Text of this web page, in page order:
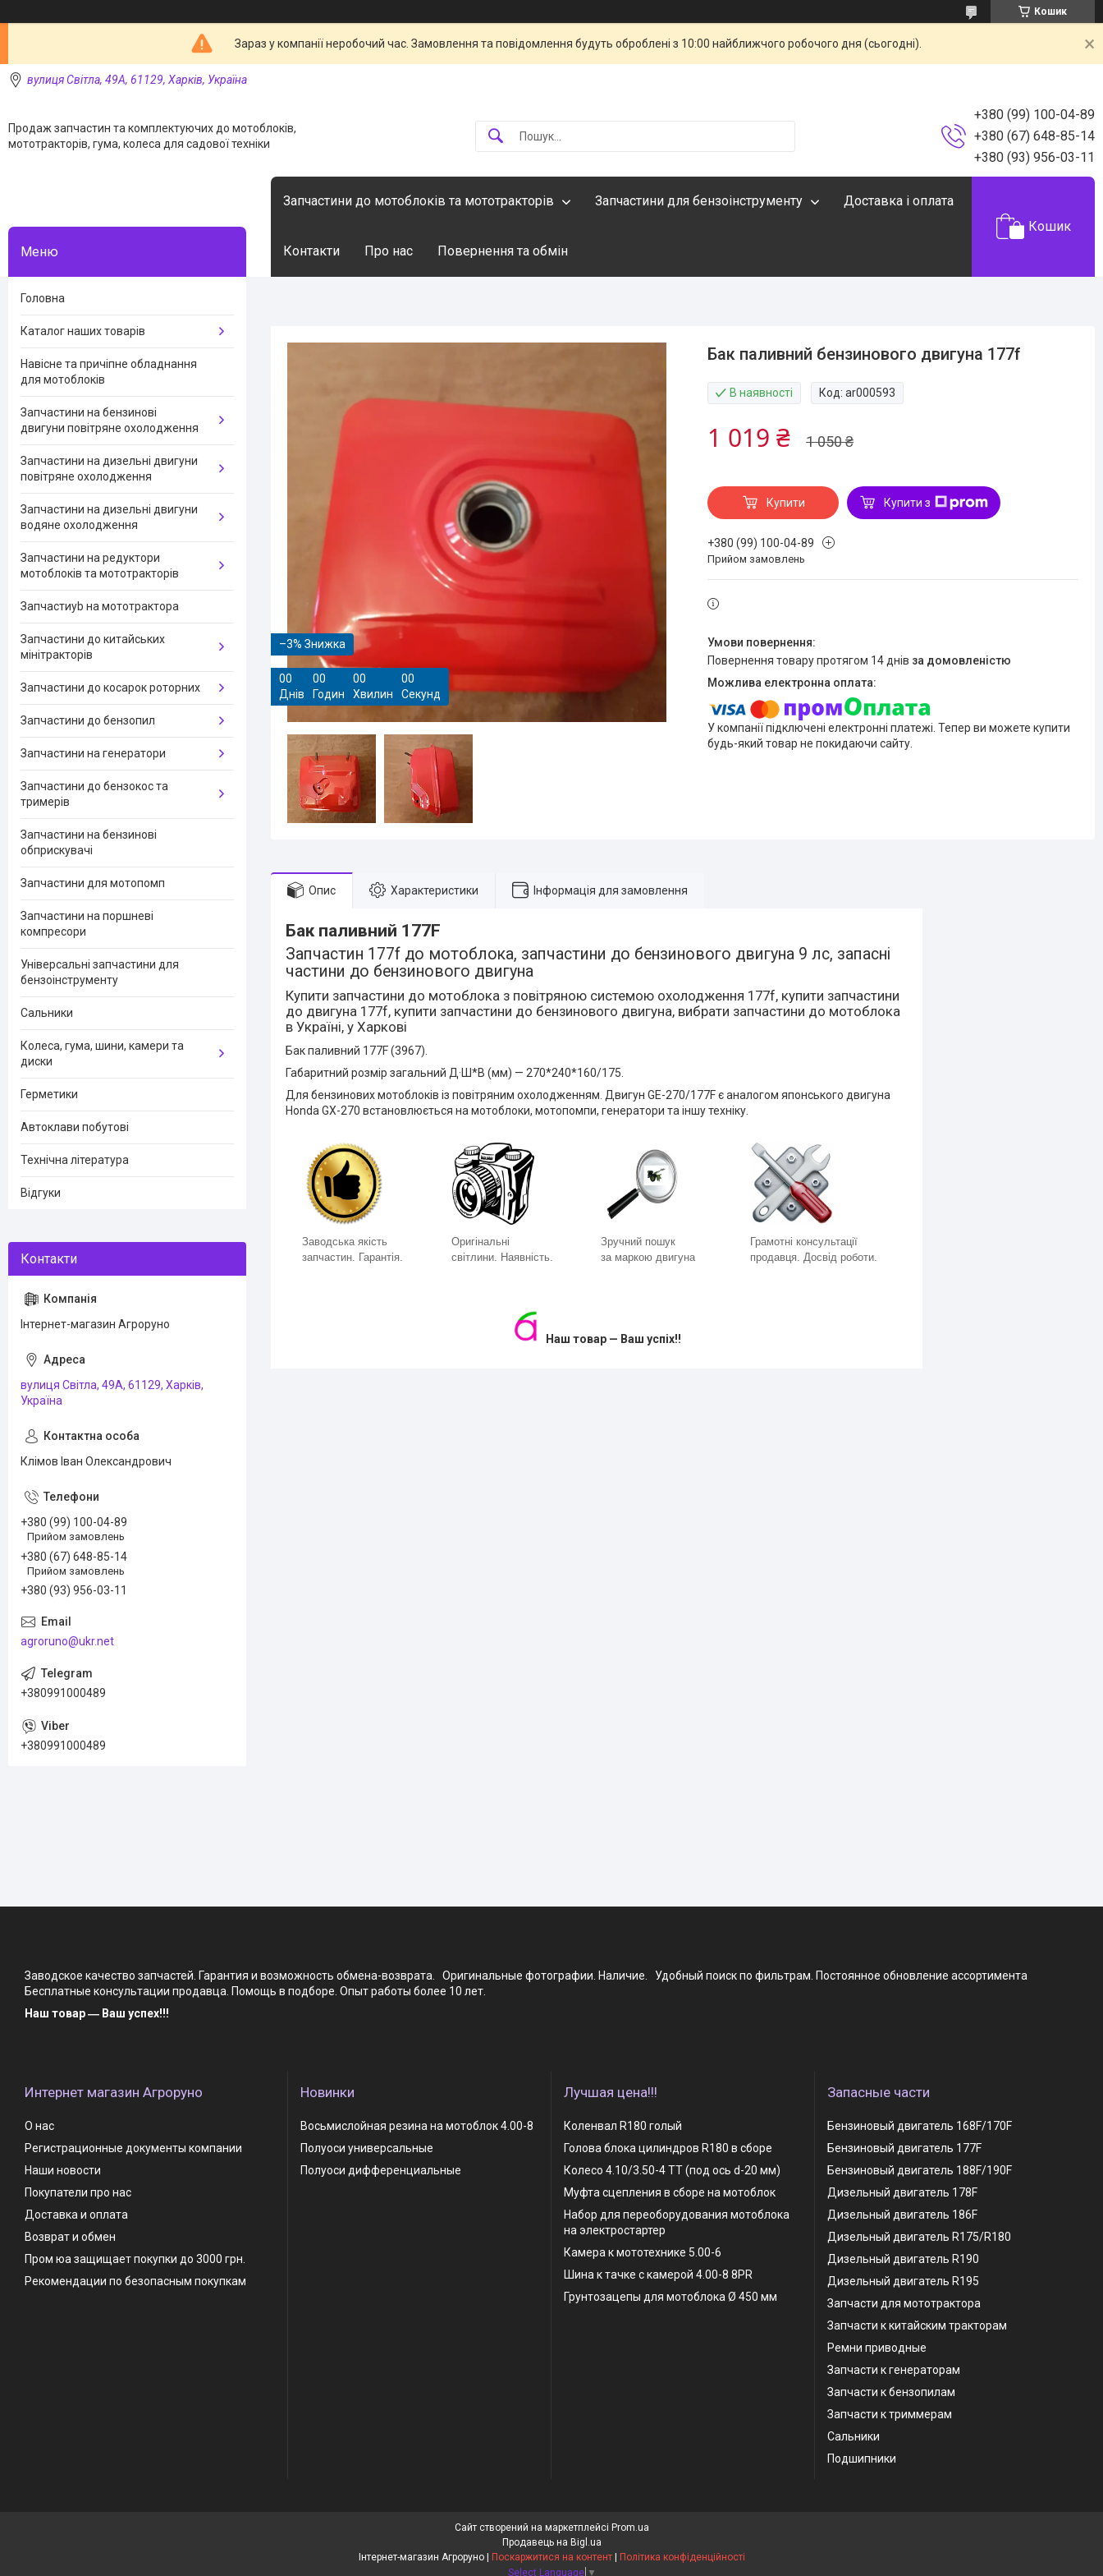
Кошик
Зараз у компанії неробочий час. Замовлення та повідомлення будуть оброблені з 10:00 найближчого робочого дня (сьогодні).
вулиця Світла, 49А, 61129, Харків, Україна
Продаж запчастин та комплектуючих до мотоблоків,
мототракторів, гума, колеса для садової техніки
+380 (99) 100-04-89
+380 (67) 648-85-14
+380 (93) 956-03-11
Запчастини до мотоблоків та мототракторів Запчастини для бензоінструменту Доставка і оплата
Контакти Про нас Повернення та обмін
Кошик
–3%
00
Днів
00
Годин
00
Хвилин
00
Секунд
Бак паливний бензинового двигуна 177f
В наявності Код:ar000593
1 050 ₴
1 019 ₴
Купити Купити з
+380 (99) 100-04-89
Прийом замовлень
повернення товару протягом 14 днів за домовленістю
У компанії підключені електронні платежі. Тепер ви можете купити
будь-який товар не покидаючи сайту.
Опис Характеристики Інформація для замовлення
Бак паливний 177F
Запчастин 177f до мотоблока, запчастини до бензинового двигуна 9 лс, запасні
частини до бензинового двигуна
Купити запчастини до мотоблока з повітряною системою охолодження 177f, купити запчастини
до двигуна 177f, купити запчастини до бензинового двигуна, вибрати запчастини до мотоблока
в Україні, у Харкові
Бак паливний 177F (3967).
Габаритний розмір загальний Д·Ш*В (мм) — 270*240*160/175.
Для бензинових мотоблоків із повітряним охолодженням. Двигун GE-270/177F є аналогом японського двигуна
Honda GX-270 встановлюється на мотоблоки, мотопомпи, генератори та іншу техніку.
Заводська якість
запчастин. Гарантія.
Оригінальні
світлини. Наявність.
Зручний пошук
за маркою двигуна
Грамотні консультації
продавця. Досвід роботи.
Наш товар — Ваш успіх!!
Головна
Каталог наших товарів
Навісне та причіпне обладнання
для мотоблоків
Запчастини на бензинові
двигуни повітряне охолодження
Запчастини на дизельні двигуни
повітряне охолодження
Запчастини на дизельні двигуни
водяне охолодження
Запчастини на редуктори
мотоблоків та мототракторів
Запчастиyb на мототрактора
Запчастини до китайських
мінітракторів
Запчастини до косарок роторних
Запчастини до бензопил
Запчастини на генератори
Запчастини до бензокос та
тримерів
Запчастини на бензинові
обприскувачі
Запчастини для мотопомп
Запчастини на поршневі
компресори
Універсальні запчастини для
бензоінструменту
Сальники
Колеса, гума, шини, камери та
диски
Герметики
Автоклави побутові
Технічна література
Відгуки
Інтернет-магазин Агроруно
вулиця Світла, 49А, 61129, Харків,
Україна
Клімов Іван Олександрович
+380 (99) 100-04-89
Прийом замовлень
+380 (67) 648-85-14
Прийом замовлень
+380 (93) 956-03-11
agroruno@ukr.net
+380991000489
+380991000489
Заводское качество запчастей. Гарантия и возможность обмена-возврата. Оригинальные фотографии. Наличие. Удобный поиск по фильтрам. Постоянное обновление ассортимента
Бесплатные консультации продавца. Помощь в подборе. Опыт работы более 10 лет.
Наш товар ― Ваш успех!!!
Интернет магазин Агроруно
О нас
Регистрационные документы компании
Наши новости
Покупатели про нас
Доставка и оплата
Возврат и обмен
Пром юа защищает покупки до 3000 грн.
Рекомендации по безопасным покупкам
Новинки
Восьмислойная резина на мотоблок 4.00-8
Полуоси универсальные
Полуоси дифференциальные
Лучшая цена!!!
Коленвал R180 голый
Голова блока цилиндров R180 в сборе
Колесо 4.10/3.50-4 TT (под ось d-20 мм)
Муфта сцепления в сборе на мотоблок
Набор для переоборудования мотоблока
на электростартер
Камера к мототехнике 5.00-6
Шина к тачке с камерой 4.00-8 8PR
Грунтозацепы для мотоблока Ø 450 мм
Запасные части
Бензиновый двигатель 168F/170F
Бензиновый двигатель 177F
Бензиновый двигатель 188F/190F
Дизельный двигатель 178F
Дизельный двигатель 186F
Дизельный двигатель R175/R180
Дизельный двигатель R190
Дизельный двигатель R195
Запчасти для мототрактора
Запчасти к китайским тракторам
Ремни приводные
Запчасти к генераторам
Запчасти к бензопилам
Запчасти к триммерам
Сальники
Подшипники
Сайт створений на маркетплейсі Prom.ua
Продавець на Bigl.ua
Поскаржитися на контент
Політика конфіденційності
Select Language ▼